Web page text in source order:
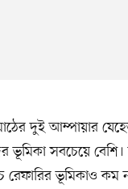
দুই আম্পায়ার
ভূমিকা সবচেয়ে
রেফারির ভূমিকাও